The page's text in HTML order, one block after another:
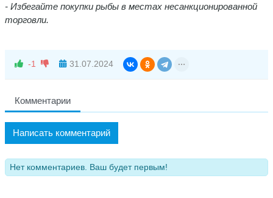
- Избегайте покупки рыбы в местах несанкционированной
торговли.
-1 31.07.2024
Комментарии
Написать комментарий
Нет комментариев. Ваш будет первым!